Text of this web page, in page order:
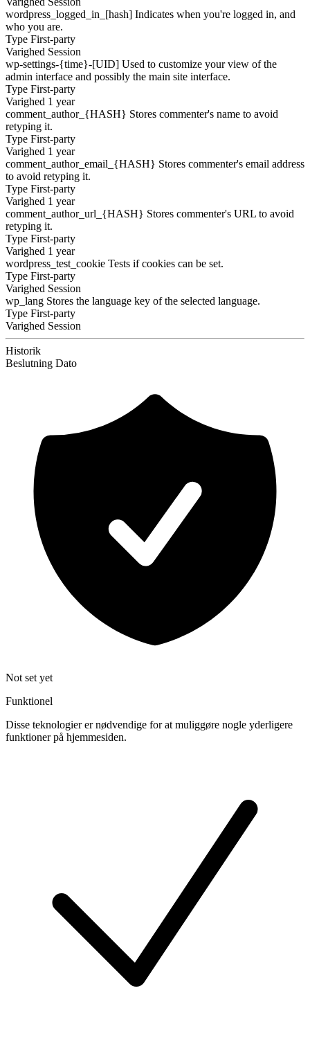
wordpress_logged_in_[hash] Indicates when you're logged in, and
who you are.
Type First-party
Varighed Session
wp-settings-{time}-[UID] Used to customize your view of the
admin interface and possibly the main site interface.
Type First-party
Varighed 1 year
comment_author_{HASH} Stores commenter's name to avoid
retyping it.
Type First-party
Varighed 1 year
comment_author_email_{HASH} Stores commenter's email address
to avoid retyping it.
Type First-party
Varighed 1 year
comment_author_url_{HASH} Stores commenter's URL to avoid
retyping it.
Type First-party
Varighed 1 year
wordpress_test_cookie Tests if cookies can be set.
Type First-party
Varighed Session
wp_lang Stores the language key of the selected language.
Type First-party
Varighed Session
Historik
Beslutning Dato
Not set yet
Funktionel
Disse teknologier er nødvendige for at muliggøre nogle yderligere
funktioner på hjemmesiden.